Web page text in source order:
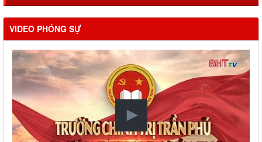
VIDEO PHÓNG SỰ